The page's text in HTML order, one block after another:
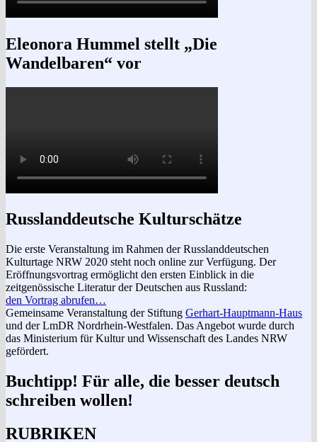
Eleonora Hummel stellt „Die
Wandelbaren“ vor
Russlanddeutsche Kulturschätze
Die erste Veranstaltung im Rahmen der Russlanddeutschen
Kulturtage NRW 2020 steht noch online zur Verfügung. Der
Eröffnungsvortrag ermöglicht den ersten Einblick in die
zeitgenössische Literatur der Deutschen aus Russland:
den Vortrag abrufen…
Gemeinsame Veranstaltung der Stiftung Gerhart-Hauptmann-Haus
und der LmDR Nordrhein-Westfalen. Das Angebot wurde durch
das Ministerium für Kultur und Wissenschaft des Landes NRW
gefördert.
Buchtipp! Für alle, die besser deutsch
schreiben wollen!
RUBRIKEN